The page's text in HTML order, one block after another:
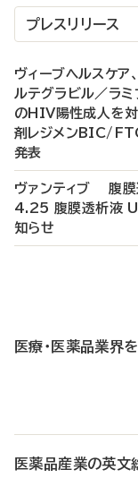
プレスリリース
ヴィーブヘルスケア
ルテグラビル／ラ
のHIV陽性成人を対
剤レジメンBIC/
発表
ヴァンティブ 腹膜
4.25 腹膜透析液
知らせ
医療・医薬品業界
医薬品産業の英文